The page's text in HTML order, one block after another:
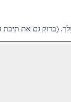
(בדוק גם את תיבת